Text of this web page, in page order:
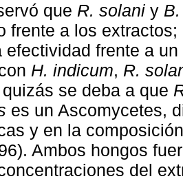
que R. solani y
frente a los
efectividad frente a
H. indicum, R.
se deba a que
es un Ascomycetes,
y en la
Ambos hongos
del